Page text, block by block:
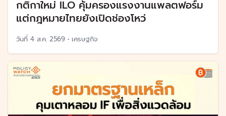
กติกาใหม่ ILO คุ้มครองแรงงานแพลตฟอร์ม
แต่กฎหมายไทยยังเปิดช่องโหว่
วันที่ 4 ส.ค. 2569 • เศรษฐกิจ